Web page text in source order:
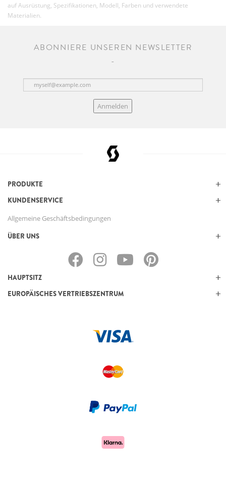
auf Ausrüstung, Spezifikationen, Modell, Farben und verwendete
Materialien.
ABONNIERE UNSEREN NEWSLETTER
Anmelden
PRODUKTE
KUNDENSERVICE
Allgemeine Geschäftsbedingungen
ÜBER UNS
HAUPTSITZ
EUROPÄISCHES VERTRIEBSZENTRUM